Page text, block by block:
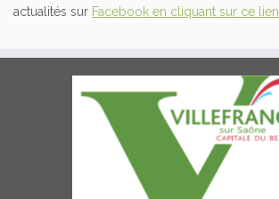
actualités sur Facebook en cliquant sur ce lien